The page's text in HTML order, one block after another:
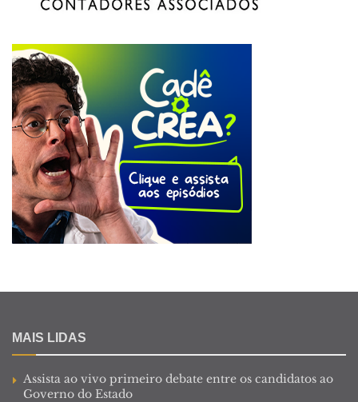
MAIS LIDAS
Assista ao vivo primeiro debate entre os candidatos ao
Governo do Estado